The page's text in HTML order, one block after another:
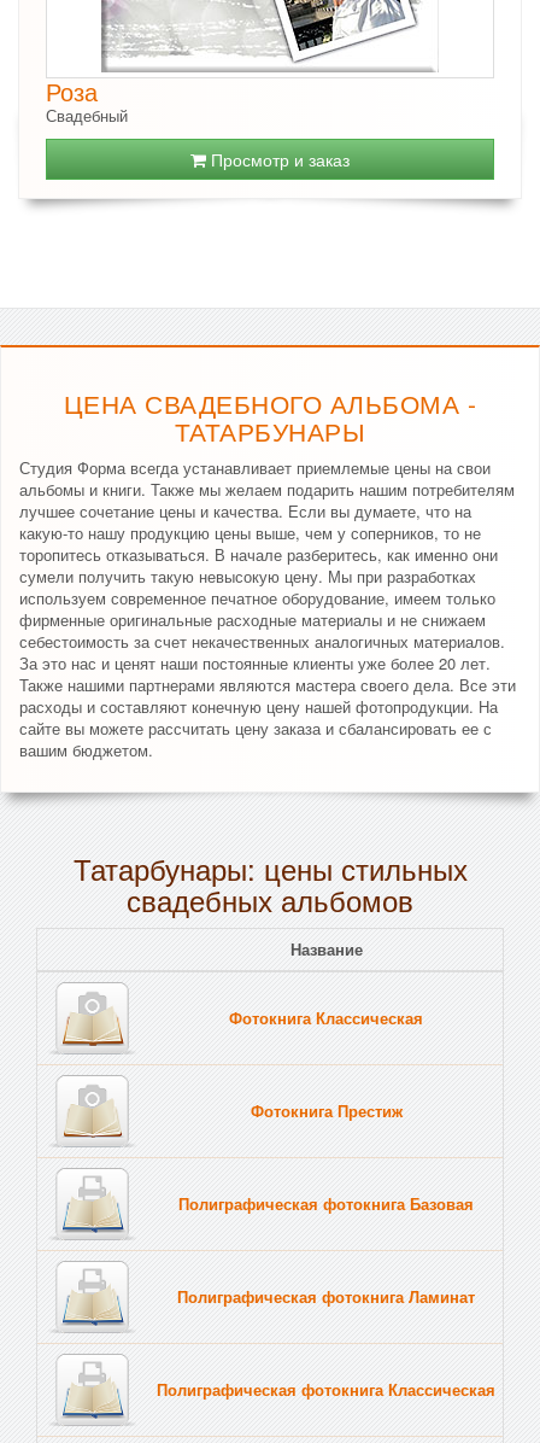
Роза
Свадебный
Просмотр и заказ
ЦЕНА СВАДЕБНОГО АЛЬБОМА -
ТАТАРБУНАРЫ
Студия Форма всегда устанавливает приемлемые цены на свои
альбомы и книги. Также мы желаем подарить нашим потребителям
лучшее сочетание цены и качества. Если вы думаете, что на
какую-то нашу продукцию цены выше, чем у соперников, то не
торопитесь отказываться. В начале разберитесь, как именно они
сумели получить такую невысокую цену. Мы при разработках
используем современное печатное оборудование, имеем только
фирменные оригинальные расходные материалы и не снижаем
себестоимость за счет некачественных аналогичных материалов.
За это нас и ценят наши постоянные клиенты уже более 20 лет.
Также нашими партнерами являются мастера своего дела. Все эти
расходы и составляют конечную цену нашей фотопродукции. На
сайте вы можете рассчитать цену заказа и сбалансировать ее с
вашим бюджетом.
Татарбунары: цены стильных
свадебных альбомов
Название
Фотокнига Классическая
Фотокнига Престиж
Полиграфическая фотокнига Базовая
Полиграфическая фотокнига Ламинат
Полиграфическая фотокнига Классическая